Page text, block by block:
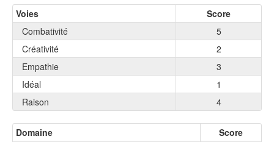
Voies
Score
Combativité
5
Créativité
2
Empathie
3
Idéal
1
Raison
4
Domaine
Score